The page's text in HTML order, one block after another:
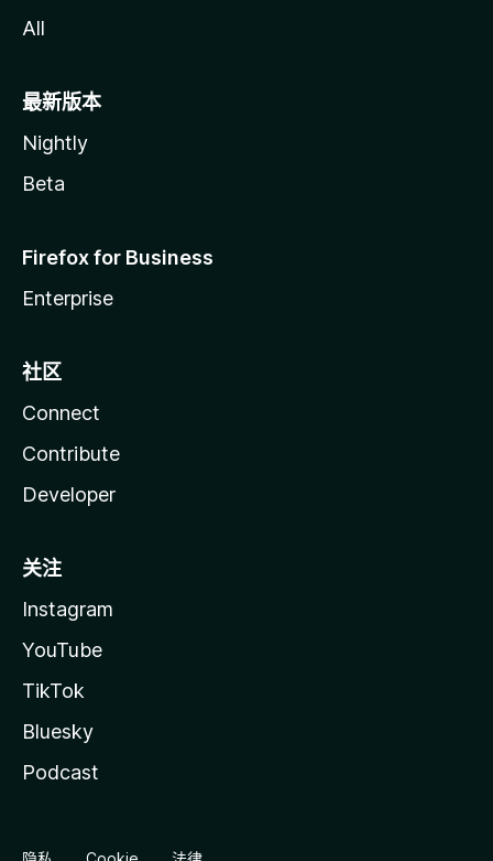
All
最新版本
Nightly
Beta
Firefox for Business
Enterprise
社区
Connect
Contribute
Developer
关注
Instagram
YouTube
TikTok
Bluesky
Podcast